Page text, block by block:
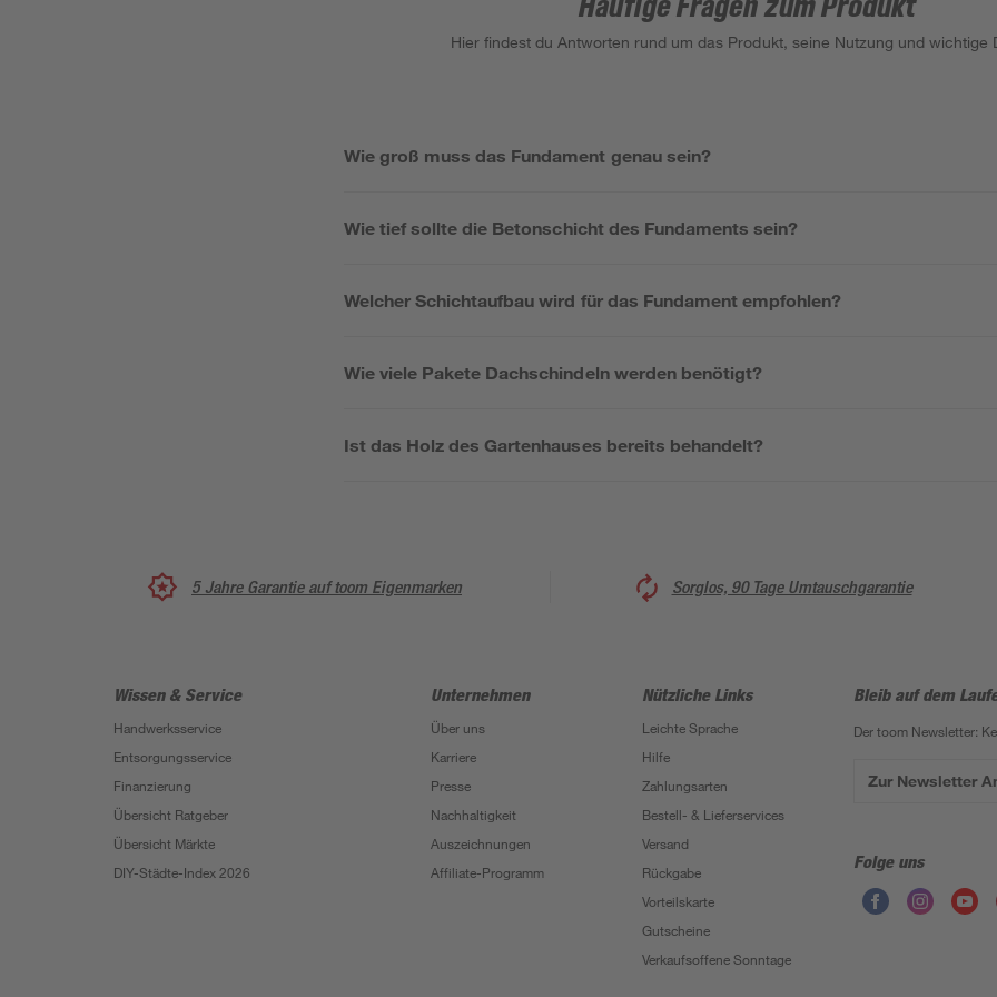
Häufige Fragen zum Produkt
Hier findest du Antworten rund um das Produkt, seine Nutzung und wichtige
Wie groß muss das Fundament genau sein?
Wie tief sollte die Betonschicht des Fundaments sein?
Welcher Schichtaufbau wird für das Fundament empfohlen?
Wie viele Pakete Dachschindeln werden benötigt?
Ist das Holz des Gartenhauses bereits behandelt?
5 Jahre Garantie auf toom Eigenmarken Sorglos, 90 Tage Umtauschgarantie
Wissen & Service
Handwerksservice
Entsorgungsservice
Finanzierung
Übersicht Ratgeber
Übersicht Märkte
DIY-Städte-Index 2026
Unternehmen
Über uns
Karriere
Presse
Nachhaltigkeit
Auszeichnungen
Affiliate-Programm
Nützliche Links
Leichte Sprache
Hilfe
Zahlungsarten
Bestell- & Lieferservices
Versand
Rückgabe
Vorteilskarte
Gutscheine
Verkaufsoffene Sonntage
Bleib auf dem
Der toom Newsletter:
Zur Newsletter
Folge uns